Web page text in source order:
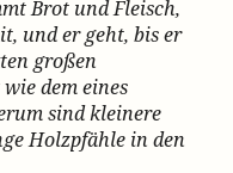
Brot und Fleisch,
und er geht, bis er
großen
dem eines
sind kleinere
Holzpfähle in den